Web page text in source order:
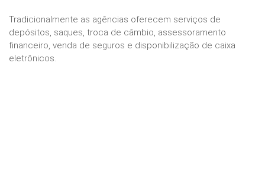
Tradicionalmente as agências oferecem serviços de
depósitos, saques, troca de câmbio, assessoramento
financeiro, venda de seguros e disponibilização de caixa
eletrônicos.